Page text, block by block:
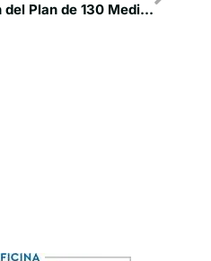
El MITECO traslada a las CCAA las primeras líneas de acción del Plan de 130 Medidas frente al Reto Demográfico